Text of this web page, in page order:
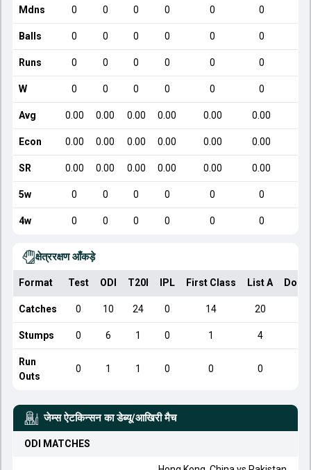
Mdns 0 0 0 0 0 0
Balls 0 0 0 0 0 0
Runs 0 0 0 0 0 0
W 0 0 0 0 0 0
Avg 0.00 0.00 0.00 0.00 0.00 0.00
Econ 0.00 0.00 0.00 0.00 0.00 0.00
SR 0.00 0.00 0.00 0.00 0.00 0.00
5w 0 0 0 0 0 0
4w 0 0 0 0 0 0
क्षेत्ररक्षण आँकड़े
Format Test ODI T20I IPL First Class List A
Catches 0 10 24 0 14 20
Stumps 0 6 1 0 1 4
Run
Outs
0 1 1 0 0 0
जेम्स ऐटकिन्सन का डेब्यू/आखिरी मैच
ODI MATCHES